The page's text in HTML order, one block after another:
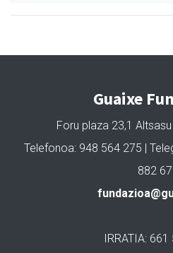
Guaixe
Foru plaza 23,1
Telefonoa: 948 564 275 |
882
IRRATIA: